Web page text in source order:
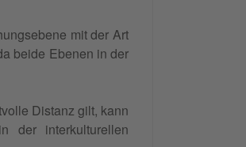
mit der Art
beide Ebenen in der
Distanz gilt, kann
der interkulturellen